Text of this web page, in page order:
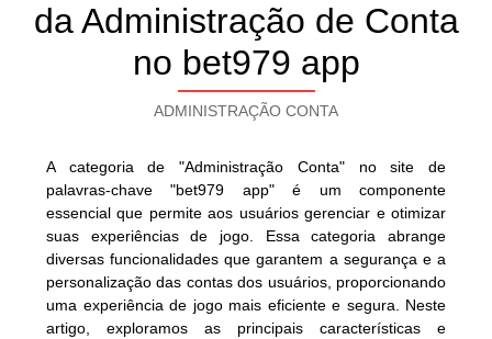
da Administração de Conta
no bet979 app
ADMINISTRAÇÃO CONTA
A categoria de "Administração Conta" no site de
palavras-chave "bet979 app" é um componente
essencial que permite aos usuários gerenciar e otimizar
suas experiências de jogo. Essa categoria abrange
diversas funcionalidades que garantem a segurança e a
personalização das contas dos usuários, proporcionando
uma experiência de jogo mais eficiente e segura. Neste
artigo, exploramos as principais características e